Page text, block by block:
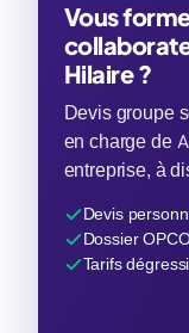
Vous
Hilaire ?
Devis groupe
en charge de
entreprise, à
Devis
Dossier
Tarifs